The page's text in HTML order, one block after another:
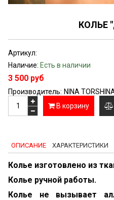
КОЛЬЕ
Артикул:
Наличие: Есть в наличии
3 500 руб
Производитель: NINA
В корзину
ОПИСАНИЕ ХАРАКТЕРИСТИКИ
Колье изготовлено из
Колье ручной работы.
Колье не вызывает